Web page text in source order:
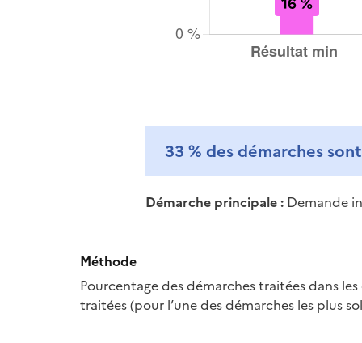
33 % des démarches
Démarche principale : Demande
Méthode
Pourcentage des démarches traitées dans
traitées (pour l’une des démarches les plus